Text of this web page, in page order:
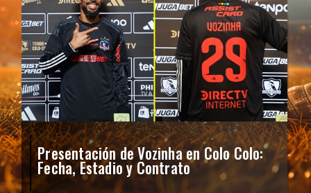
Presentación de Vozinha en Colo Colo:
Fecha, Estadio y Contrato